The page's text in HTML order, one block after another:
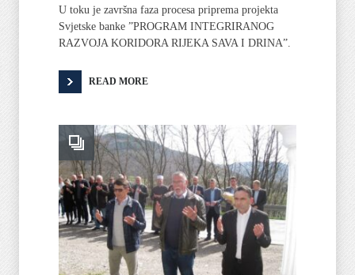
U toku je završna faza procesa priprema projekta
Svjetske banke ”PROGRAM INTEGRIRANOG
RAZVOJA KORIDORA RIJEKA SAVA I DRINA”.
READ MORE